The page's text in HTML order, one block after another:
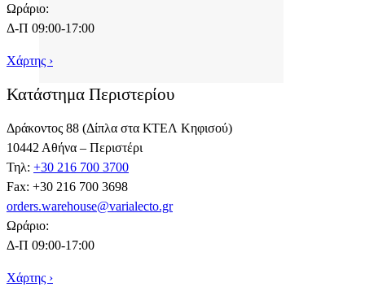
Ωράριο:
Δ-Π 09:00-17:00
Χάρτης ›
Κατάστημα Περιστερίου
Δράκοντος 88 (Δίπλα στα ΚΤΕΛ Κηφισού)
10442 Αθήνα – Περιστέρι
Τηλ: +30 216 700 3700
Fax: +30 216 700 3698
orders.warehouse@varialecto.gr
Ωράριο:
Δ-Π 09:00-17:00
Χάρτης ›